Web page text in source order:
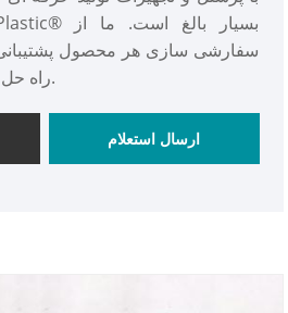
سفارشی سازی هر محصول
راه حل را به شما ارائه می دهیم.
ارسال استعلام